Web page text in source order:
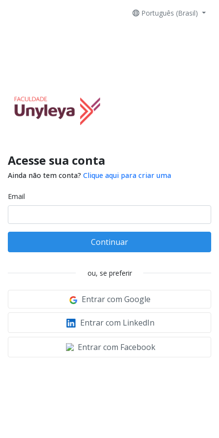
Português (Brasil)
Acesse sua conta
Ainda não tem conta? Clique aqui para criar uma
Email
Continuar
ou, se preferir
Entrar com Google
Entrar com LinkedIn
Entrar com Facebook